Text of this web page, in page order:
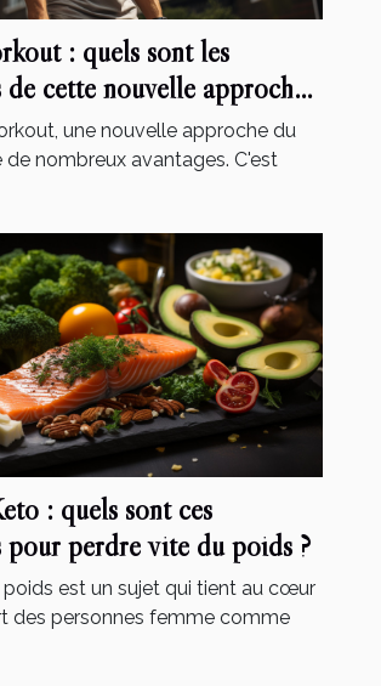
: quels sont les
de cette nouvelle approche
une nouvelle approche du
de nombreux avantages. C'est
: quels sont ces
pour perdre vite du poids ?
est un sujet qui tient au cœur
des personnes femme comme